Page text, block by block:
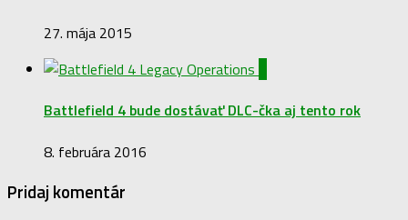
27. mája 2015
Battlefield 4 bude dostávať DLC-čka aj tento rok
8. februára 2016
Pridaj komentár